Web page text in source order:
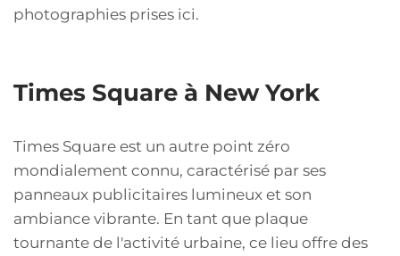
photographies prises ici.
Times Square à New York
Times Square est un autre point zéro
mondialement connu, caractérisé par ses
panneaux publicitaires lumineux et son
ambiance vibrante. En tant que plaque
tournante de l'activité urbaine, ce lieu offre des